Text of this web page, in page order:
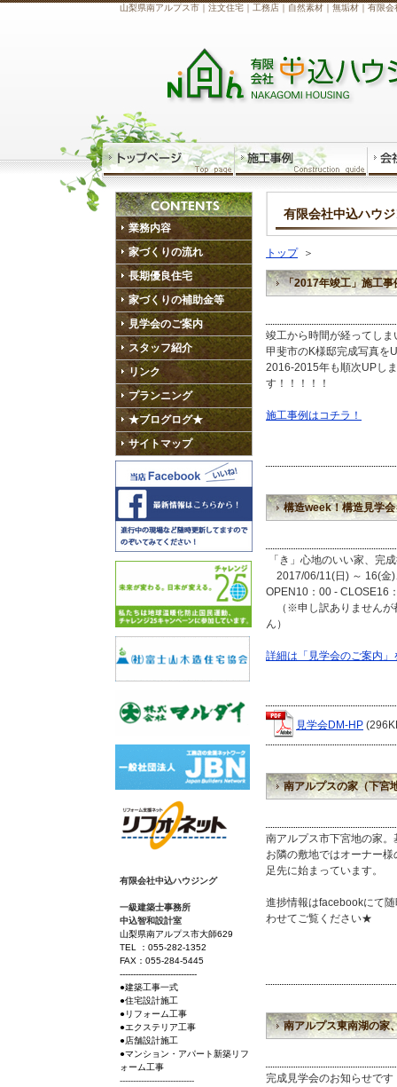
山梨県南アルプス市｜注文住宅｜工務店｜自然素材｜無垢材｜有限
業務内容
家づくりの流れ
長期優良住宅
家づくりの補助金等
見学会のご案内
スタッフ紹介
リンク
プランニング
★ブログログ★
サイトマップ
有限会社中込ハウジング
一級建築士事務所
中込智和設計室
山梨県南アルプス市大師629
TEL ：055-282-1352
FAX：055-284-5445
-----------------------------
●建築工事一式
●住宅設計施工
●リフォーム工事
●エクステリア工事
●店舗設計施工
●マンション・アパート新築リフ
ォーム工事
----------------------------
有限会社中込ハウ
トップ ＞
「2017年竣工」施工
竣工から時間が経ってし
甲斐市のK様邸完成写真を
2016-2015年も順次UPし
す！！！！！
施工事例はコチラ！
構造week！構造見学
「き」心地のいい家、完
2017/06/11(日) ～ 16(金)
OPEN10：00 - CLOSE16
（※申し訳ありませんが
ん）
詳細は「見学会のご案内」
見学会DM-HP
南アルプスの家（下宮
南アルプス市下宮地の家
お隣の敷地ではオーナー
足先に始まっています。
進捗情報はfacebookにて
わせてご覧ください★
南アルプス東南湖の家
完成見学会のお知らせです